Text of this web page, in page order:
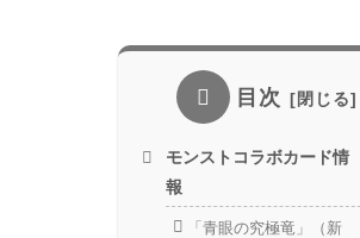
目次
モンストコラボカード情
報
「青眼の究極竜」（新